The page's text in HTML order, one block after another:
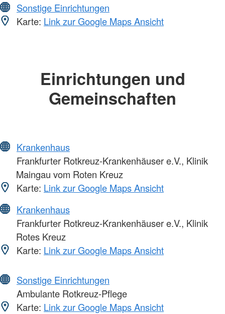
Sonstige Einrichtungen
Karte: Link zur Google Maps Ansicht
Einrichtungen und
Gemeinschaften
Krankenhaus
Frankfurter Rotkreuz-Krankenhäuser e.V., Klinik
Maingau vom Roten Kreuz
Karte: Link zur Google Maps Ansicht
Krankenhaus
Frankfurter Rotkreuz-Krankenhäuser e.V., Klinik
Rotes Kreuz
Karte: Link zur Google Maps Ansicht
Sonstige Einrichtungen
Ambulante Rotkreuz-Pflege
Karte: Link zur Google Maps Ansicht